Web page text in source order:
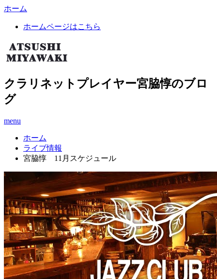
ホーム
ホームページはこちら
クラリネットプレイヤー宮脇惇のブロ
グ
menu
ホーム
ライブ情報
宮脇惇 11月スケジュール